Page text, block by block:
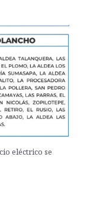
eléctrico se